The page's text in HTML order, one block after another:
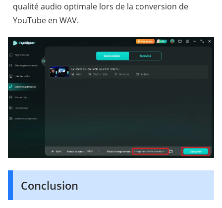
qualité audio optimale lors de la conversion de
YouTube en WAV.
Conclusion